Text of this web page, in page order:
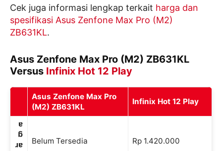
Cek juga informasi lengkap terkait harga dan
spesifikasi Asus Zenfone Max Pro (M2)
ZB631KL.
Asus Zenfone Max Pro (M2) ZB631KL
Versus Infinix Hot 12 Play
Asus Zenfone Max Pro
(M2) ZB631KL
Infinix Hot 12 Play
ar
g
a
Belum Tersedia
Rp 1.420.000